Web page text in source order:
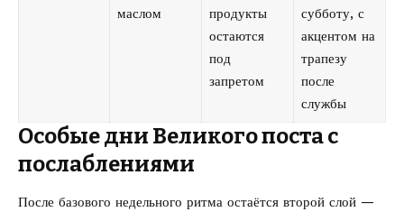
маслом
продукты
остаются
под
запретом
субботу, с
акцентом на
трапезу
после
службы
Особые дни Великого поста с
послаблениями
После базового недельного ритма остаётся второй слой —